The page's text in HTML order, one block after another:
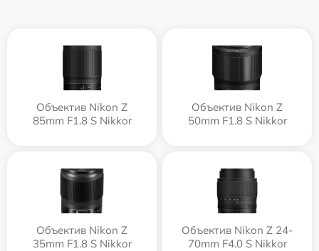
Объектив Nikon Z
85mm F1.8 S Nikkor
Объектив Nikon Z
50mm F1.8 S Nikkor
Объектив Nikon Z
35mm F1.8 S Nikkor
Объектив Nikon Z 24-
70mm F4.0 S Nikkor